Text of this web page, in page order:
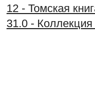
12 - Томская
31.0 -